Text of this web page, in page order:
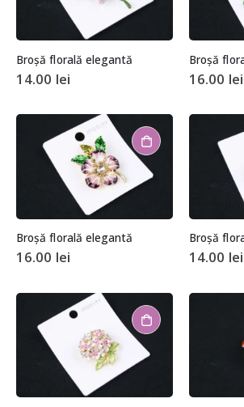
Broșă florală elegantă
14.00 lei
Broșă
16.00 lei
Broșă florală elegantă
16.00 lei
Broșă
14.00 lei